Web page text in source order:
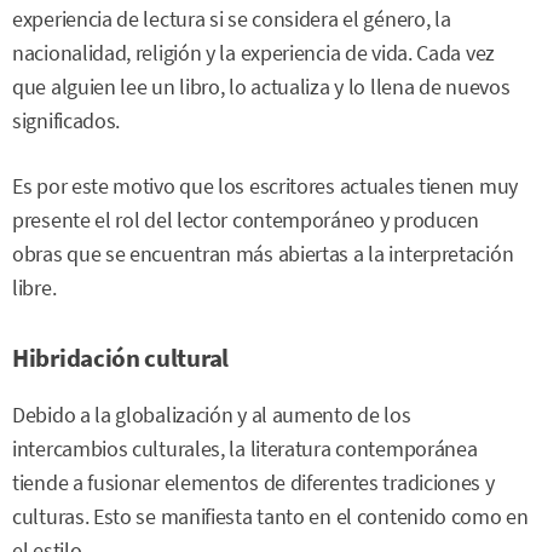
experiencia de lectura si se considera el género, la
nacionalidad, religión y la experiencia de vida. Cada vez
que alguien lee un libro, lo actualiza y lo llena de nuevos
significados.
Es por este motivo que los escritores actuales tienen muy
presente el rol del lector contemporáneo y producen
obras que se encuentran más abiertas a la interpretación
libre.
Hibridación cultural
Debido a la globalización y al aumento de los
intercambios culturales, la literatura contemporánea
tiende a fusionar elementos de diferentes tradiciones y
culturas. Esto se manifiesta tanto en el contenido como en